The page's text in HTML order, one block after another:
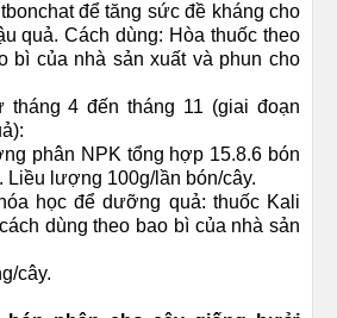
để tăng sức đề kháng cho
quả. Cách dùng: Hòa thuốc theo
bì của nhà sản xuất và phun cho
tháng 4 đến tháng 11 (giai đoạn
phân NPK tổng hợp 15.8.6 bón
Liều lượng 100g/lần bón/cây.
học để dưỡng quả: thuốc Kali
dùng theo bao bì của nhà sản
cây.